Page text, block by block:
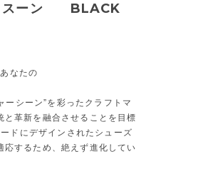
ーン BLACK
なたの
シーン”を彩ったクラフトマ
革新を融合させることを目標
ドにデザインされたシューズ
するため、絶えず進化してい